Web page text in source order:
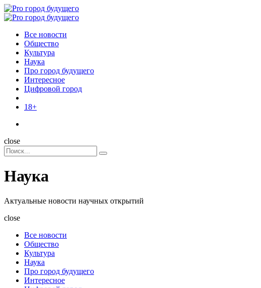
Menu
Поиск
Menu
Pro
Все новости
Общество
Культура
Наука
Про город будущего
Интересное
Цифровой город
18+
Поиск
close
Search
for:
Поиск
Наука
Актуальные новости научных открытий
close
Все новости
Общество
Культура
Наука
Про город будущего
Интересное